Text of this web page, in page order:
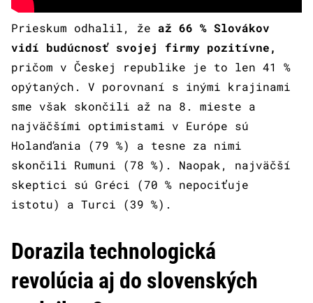
Prieskum odhalil, že až 66 % Slovákov
vidí budúcnosť svojej firmy pozitívne,
pričom v Českej republike je to len 41 %
opýtaných. V porovnaní s inými krajinami
sme však skončili až na 8. mieste a
najväčšími optimistami v Európe sú
Holanďania (79 %) a tesne za nimi
skončili Rumuni (78 %). Naopak, najväčší
skeptici sú Gréci (70 % nepociťuje
istotu) a Turci (39 %).
Dorazila technologická
revolúcia aj do slovenských